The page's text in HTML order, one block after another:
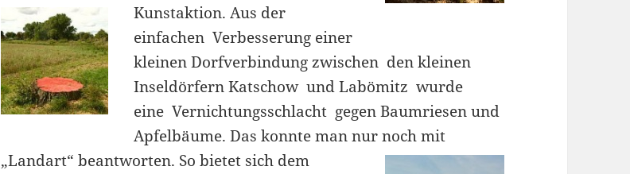
Kunstaktion.Aus der
einfachen Verbesserung einer
kleinen Dorfverbindung zwischen den kleinen
Inseldörfern Katschow und Labömitz wurde
eine Vernichtungsschlacht gegen Baumriesen und
Apfelbäume. Das konnte man nur noch mit
„Landart“ beantworten. So bietet sich dem